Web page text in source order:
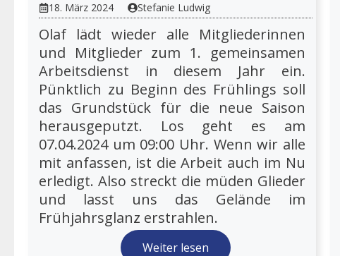
18. März 2024 Stefanie Ludwig
Olaf lädt wieder alle Mitgliederinnen
und Mitglieder zum 1. gemeinsamen
Arbeitsdienst in diesem Jahr ein.
Pünktlich zu Beginn des Frühlings soll
das Grundstück für die neue Saison
herausgeputzt. Los geht es am
07.04.2024 um 09:00 Uhr. Wenn wir alle
mit anfassen, ist die Arbeit auch im Nu
erledigt. Also streckt die müden Glieder
und lasst uns das Gelände im
Frühjahrsglanz erstrahlen.
Weiter lesen